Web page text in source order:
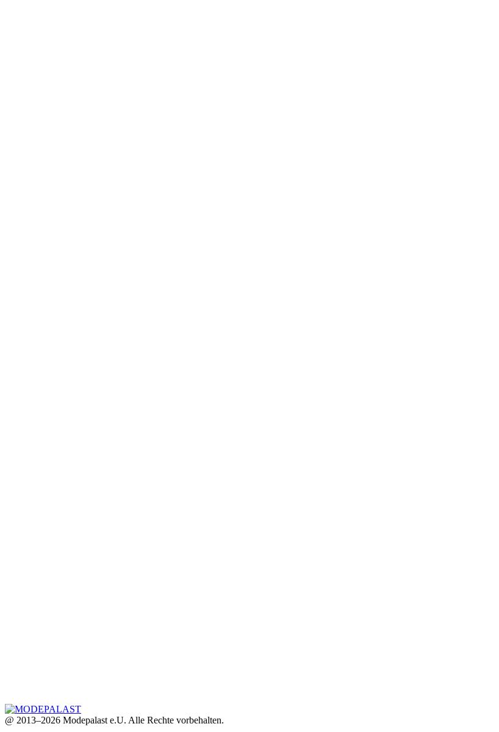
@ 2013–2026 Modepalast e.U. Alle Rechte vorbehalten.